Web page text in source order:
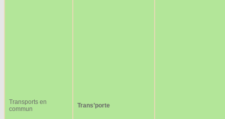
Transports en
commun
Trans’porte